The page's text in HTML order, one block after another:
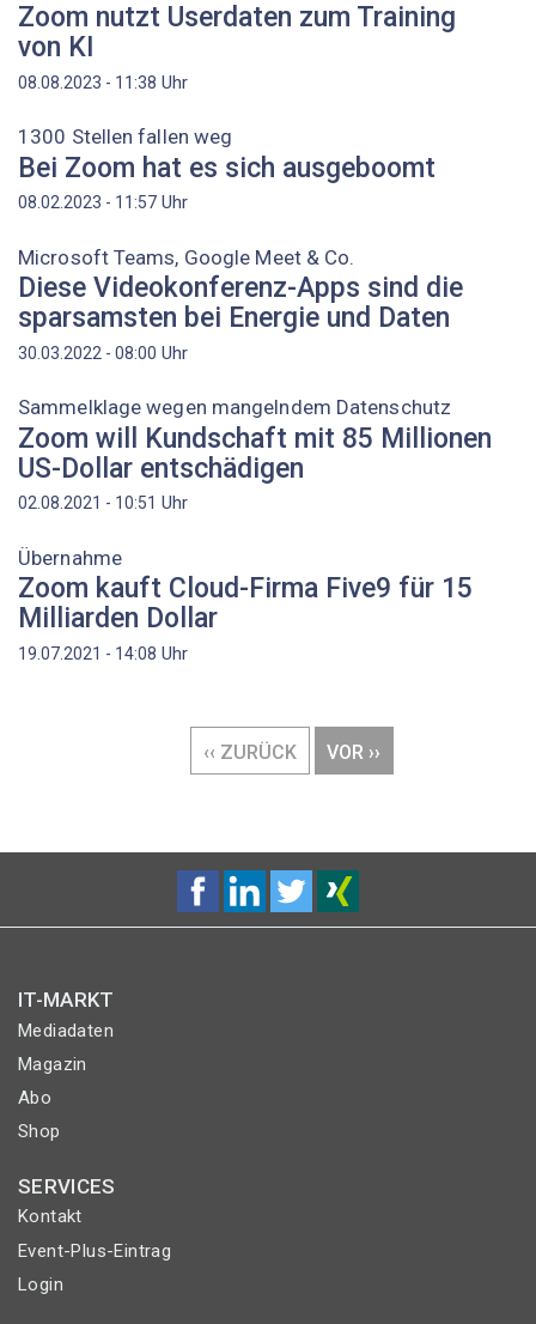
Zoom nutzt Userdaten zum Training
von KI
08.08.2023 - 11:38 Uhr
1300 Stellen fallen weg
Bei Zoom hat es sich ausgeboomt
08.02.2023 - 11:57 Uhr
Microsoft Teams, Google Meet & Co.
Diese Videokonferenz-Apps sind die
sparsamsten bei Energie und Daten
30.03.2022 - 08:00 Uhr
Sammelklage wegen mangelndem Datenschutz
Zoom will Kundschaft mit 85 Millionen
US-Dollar entschädigen
02.08.2021 - 10:51 Uhr
Übernahme
Zoom kauft Cloud-Firma Five9 für 15
Milliarden Dollar
19.07.2021 - 14:08 Uhr
VORHERIGE
SEITE
‹‹ ZURÜCK
NÄCHSTE
SEITE
VOR ››
IT-MARKT
Mediadaten
Magazin
Abo
Shop
SERVICES
Kontakt
Event-Plus-Eintrag
Login